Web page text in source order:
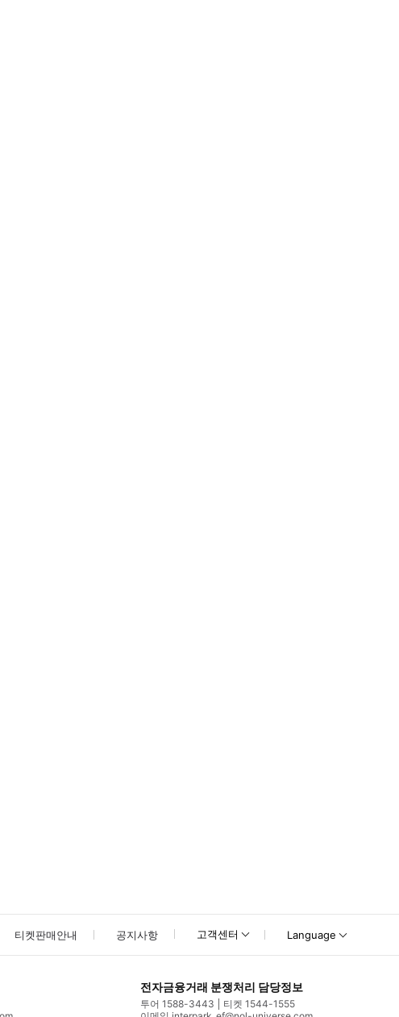
다. 진행일의 7일 전까지 판단됩니다. ※승하차하는 호텔 이외의 숙박의 경우
티켓판매안내 공지사항 고객센터 Language
전자금융거래 분쟁처리 담당정보
투어 1588-3443
티켓 1544-1555